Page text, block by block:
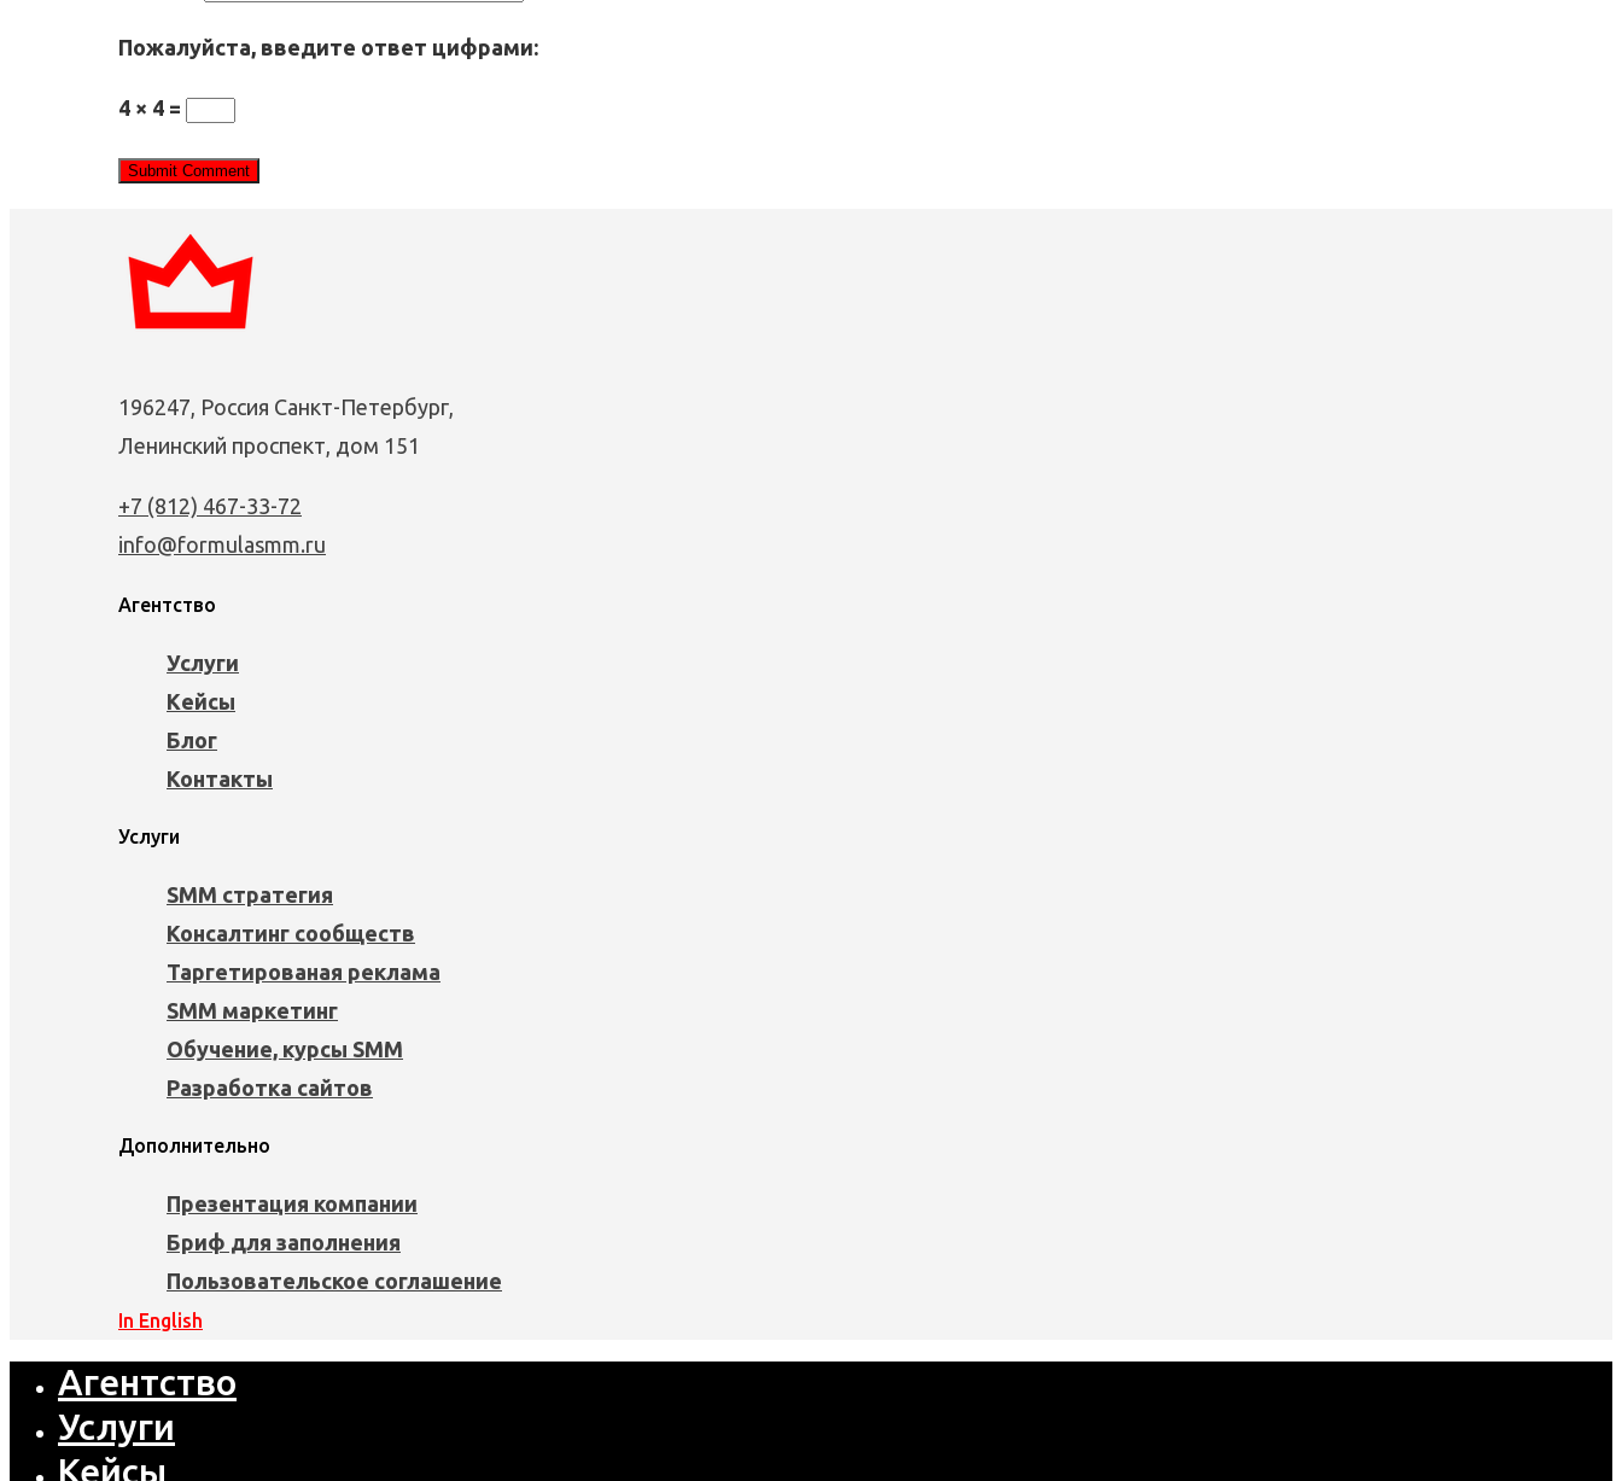
Пожалуйста, введите ответ цифрами:
4 × 4 =
196247, Россия Санкт-Петербург,
Ленинский проспект, дом 151
+7 (812) 467-33-72
info@formulasmm.ru
Агентство
Услуги
Кейсы
Блог
Контакты
Услуги
SMM стратегия
Консалтинг сообществ
Таргетированая реклама
SMM маркетинг
Обучение, курсы SMM
Разработка сайтов
Дополнительно
Презентация компании
Бриф для заполнения
Пользовательское соглашение
In English
Агентство
Услуги
Кейсы